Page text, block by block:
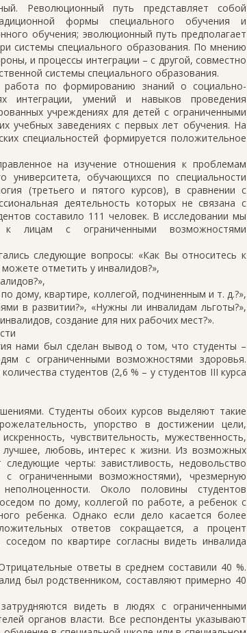
Революционный путь представляет собой
формы специального обучения и
обучения; эволюционный путь предполагает
системы специального образования. По мнению
и процессы интеграции – с другой, совместно
системы специального образования.
работа по формированию знаний о социально-
интеграции, умений и навыков проведения
учреждениях для детей с ограниченными
учебных заведениях с первых лет обучения. На
специальностей формируется положительное
на изучение отношения к проблемам
университета, обучающихся по специальности
(третьего и пятого курсов), в сравнении с
деятельность которых не связана с
составило 111 человек. В исследовании мы
лицам с ограниченными возможностями
следующие вопросы: «Как Вы относитесь к
отметить у инвалидов?»,
дому, квартире, коллегой, подчиненным и т. д.?»,
в развитии?», «Нужны ли инвалидам льготы?»,
создание для них рабочих мест?».
нами был сделан вывод о том, что студенты –
с ограниченными возможностями здоровья.
студентов (2,6 % – у студентов III курса
Студенты обоих курсов выделяют такие
упорство в достижении цели,
чувствительность, мужественность,
любовь, интерес к жизни. Из возможных
черты: завистливость, недовольство
ограниченными возможностями), чрезмерную
Около половины студентов
по дому, коллегой по работе, а ребенок с
ребенка. Однако если дело касается более
ответов сокращается, а процент
по квартире согласны видеть инвалида
ответы в среднем составили 40 %.
был родственником, составляют примерно 40
видеть в людях с ограниченными
органов власти. Все респонденты указывают